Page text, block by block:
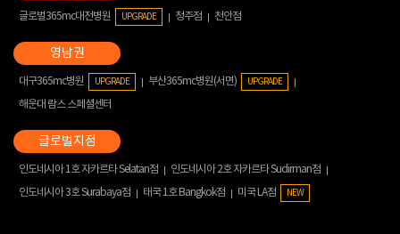
글로벌365mc대전병원 UPGRADE 청주점 천안점
대구365mc병원 UPGRADE 부산365mc병원(서면) UPGRADE
해운대 람스 스페셜센터
인도네시아 1호 자카르타 Selatan점
인도네시아 2호 자카르타 Sudirman점
인도네시아 3호 Surabaya점
태국 1호 Bangkok점 미국 LA점 NEW